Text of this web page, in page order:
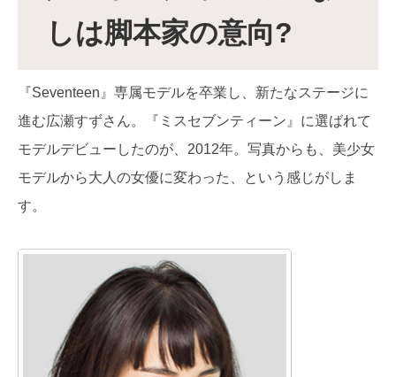
しは脚本家の意向?
『Seventeen』専属モデルを卒業し、新たなステージに
進む広瀬すずさん。『ミスセブンティーン』に選ばれて
モデルデビューしたのが、2012年。写真からも、美少女
モデルから大人の女優に変わった、という感じがしま
す。